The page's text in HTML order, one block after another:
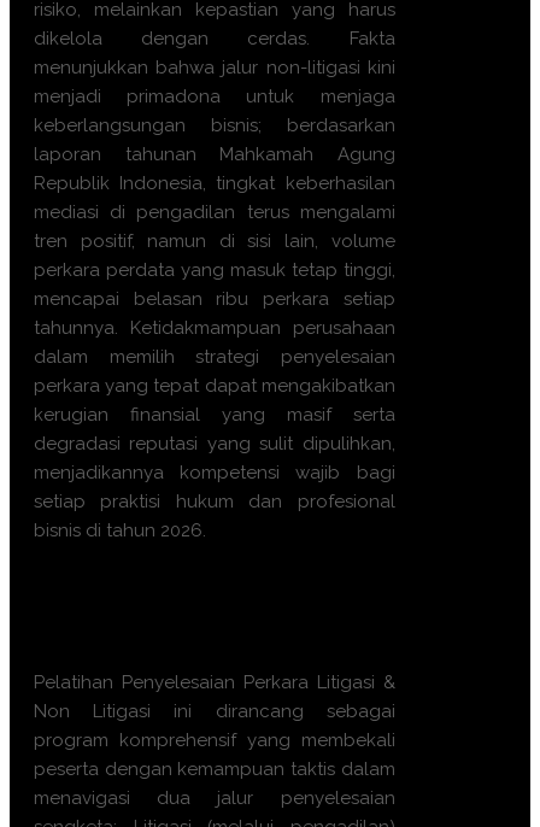
risiko, melainkan kepastian yang harus
dikelola dengan cerdas. Fakta
menunjukkan bahwa jalur non-litigasi kini
menjadi primadona untuk menjaga
keberlangsungan bisnis; berdasarkan
laporan tahunan Mahkamah Agung
Republik Indonesia, tingkat keberhasilan
mediasi di pengadilan terus mengalami
tren positif, namun di sisi lain, volume
perkara perdata yang masuk tetap tinggi,
mencapai belasan ribu perkara setiap
tahunnya. Ketidakmampuan perusahaan
dalam memilih strategi penyelesaian
perkara yang tepat dapat mengakibatkan
kerugian finansial yang masif serta
degradasi reputasi yang sulit dipulihkan,
menjadikannya kompetensi wajib bagi
setiap praktisi hukum dan profesional
bisnis di tahun 2026.
Pelatihan Penyelesaian Perkara Litigasi &
Non Litigasi ini dirancang sebagai
program komprehensif yang membekali
peserta dengan kemampuan taktis dalam
menavigasi dua jalur penyelesaian